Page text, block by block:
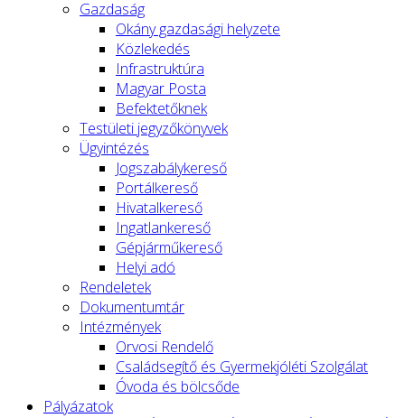
Gazdaság
Okány gazdasági helyzete
Közlekedés
Infrastruktúra
Magyar Posta
Befektetőknek
Testületi jegyzőkönyvek
Ügyintézés
Jogszabálykereső
Portálkereső
Hivatalkereső
Ingatlankereső
Gépjárműkereső
Helyi adó
Rendeletek
Dokumentumtár
Intézmények
Orvosi Rendelő
Családsegítő és Gyermekjóléti Szolgálat
Óvoda és bölcsőde
Pályázatok